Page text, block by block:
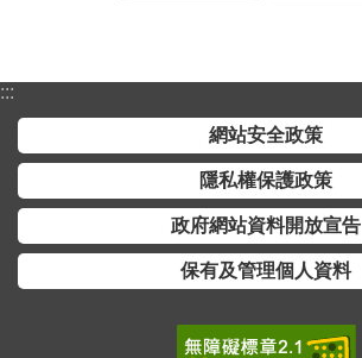
:::
網站安全政策
隱私權保護政策
政府網站資料開放宣告
保有及管理個人資料